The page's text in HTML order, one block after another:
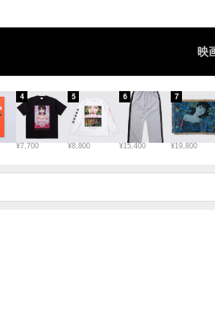
映
¥7,700
4
¥8,800
5
¥15,400
6
¥19,800
7